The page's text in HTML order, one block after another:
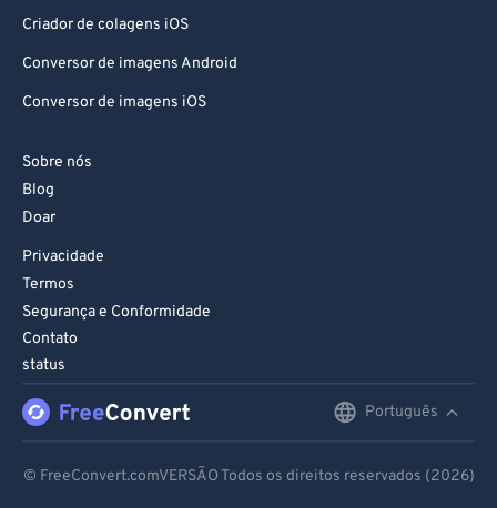
Criador de colagens iOS
Conversor de imagens Android
Conversor de imagens iOS
Sobre nós
Blog
Doar
Privacidade
Termos
Segurança e Conformidade
Contato
status
Português
© FreeConvert.comVERSÃO Todos os direitos reservados (2026)